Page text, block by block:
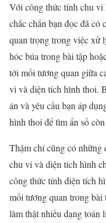
Với công thức tính chu
chắc chắn bạn đọc đã
quan trọng trong việc xử
hóc búa trong bài tập
tới mối tương quan giữa
vi và diện tích hình thoi.
án và yêu cầu bạn áp
hình thoi để tìm ẩn số
Thậm chí cũng có những
chu vi và diện tích hình
công thức tính diện tích
mối tương quan trong
làm thật nhiều dạng toán